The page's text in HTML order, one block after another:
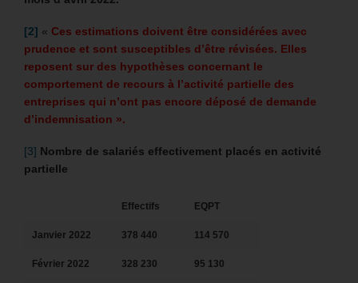
[2] « Ces estimations doivent être considérées avec
prudence et sont susceptibles d’être révisées. Elles
reposent sur des hypothèses concernant le
comportement de recours à l’activité partielle des
entreprises qui n’ont pas encore déposé de demande
d’indemnisation ».
[3] Nombre de salariés effectivement placés en activité
partielle
Effectifs EQPT
Janvier 2022 378 440 114 570
Février 2022 328 230 95 130